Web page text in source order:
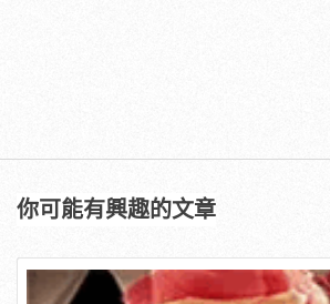
你可能有興趣的文章